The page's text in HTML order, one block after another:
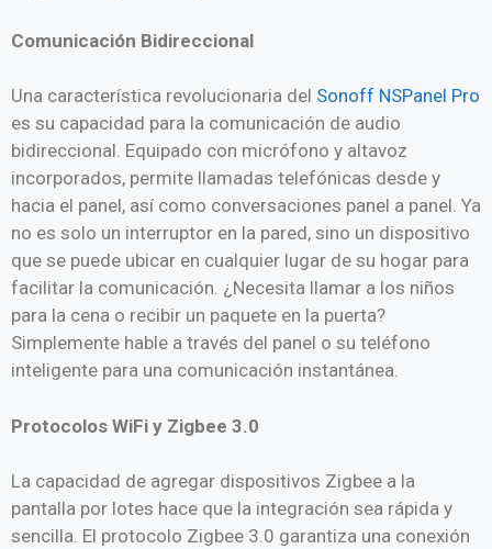
Comunicación Bidireccional
Una característica revolucionaria del Sonoff NSPanel Pro
es su capacidad para la comunicación de audio
bidireccional. Equipado con micrófono y altavoz
incorporados, permite llamadas telefónicas desde y
hacia el panel, así como conversaciones panel a panel. Ya
no es solo un interruptor en la pared, sino un dispositivo
que se puede ubicar en cualquier lugar de su hogar para
facilitar la comunicación. ¿Necesita llamar a los niños
para la cena o recibir un paquete en la puerta?
Simplemente hable a través del panel o su teléfono
inteligente para una comunicación instantánea.
Protocolos WiFi y Zigbee 3.0
La capacidad de agregar dispositivos Zigbee a la
pantalla por lotes hace que la integración sea rápida y
sencilla. El protocolo Zigbee 3.0 garantiza una conexión